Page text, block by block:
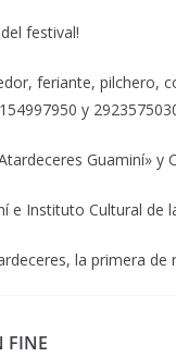
festival!
feriante, pilchero,
y
Guaminí» y
e Instituto Cultural de
la primera de
FINE